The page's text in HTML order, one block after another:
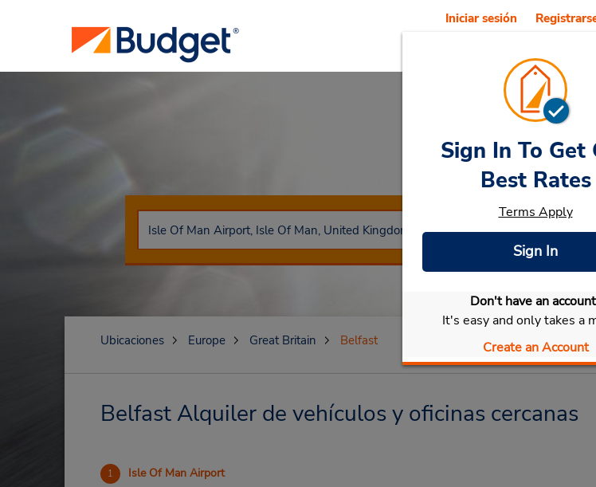
Iniciar sesión
Car Rental
Seleccionar mi
Sign In To Get
Best Rates
Terms Apply
Sign In
Don't have an
It's easy and only takes a
Create an Account
Ubicaciones Europe Great Britain Belfast
Belfast Alquiler de vehículos y oficinas cercanas
1 Isle Of Man Airport